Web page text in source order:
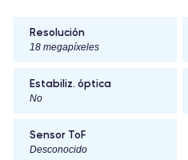
Resolución
18 megapíxeles
Estabiliz. óptica
No
Sensor ToF
Desconocido